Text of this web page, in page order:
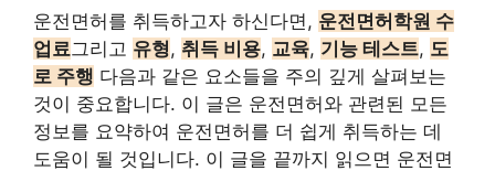
운전면허를 취득하고자 하신다면, 운전면허학원 수
업료 그리고 유형, 취득 비용, 교육, 기능 테스트, 도
로 주행 다음과 같은 요소들을 주의 깊게 살펴보는
것이 중요합니다. 이 글은 운전면허와 관련된 모든
정보를 요약하여 운전면허를 더 쉽게 취득하는 데
도움이 될 것입니다. 이 글을 끝까지 읽으면 운전면